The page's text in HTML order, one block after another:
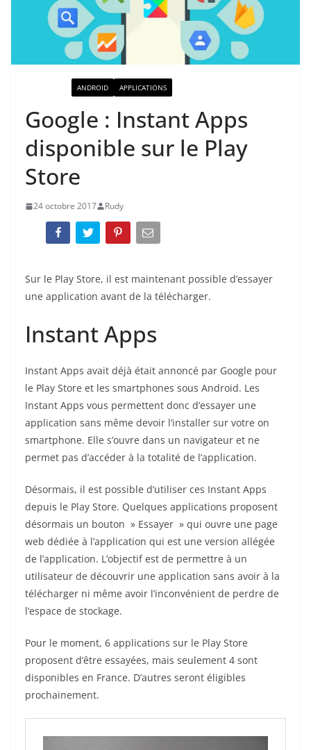
ANDROID APPLICATIONS
Google : Instant Apps
disponible sur le Play
Store
24 octobre 2017 Rudy
Sur le Play Store, il est maintenant possible d’essayer
une application avant de la télécharger.
Instant Apps
Instant Apps avait déjà était annoncé par Google pour
le Play Store et les smartphones sous Android. Les
Instant Apps vous permettent donc d’essayer une
application sans même devoir l’installer sur votre on
smartphone. Elle s’ouvre dans un navigateur et ne
permet pas d’accéder à la totalité de l’application.
Désormais, il est possible d’utiliser ces Instant Apps
depuis le Play Store. Quelques applications proposent
désormais un bouton » Essayer » qui ouvre une page
web dédiée à l’application qui est une version allégée
de l’application. L’objectif est de permettre à un
utilisateur de découvrir une application sans avoir à la
télécharger ni même avoir l’inconvénient de perdre de
l’espace de stockage.
Pour le moment, 6 applications sur le Play Store
proposent d’être essayées, mais seulement 4 sont
disponibles en France. D’autres seront éligibles
prochainement.